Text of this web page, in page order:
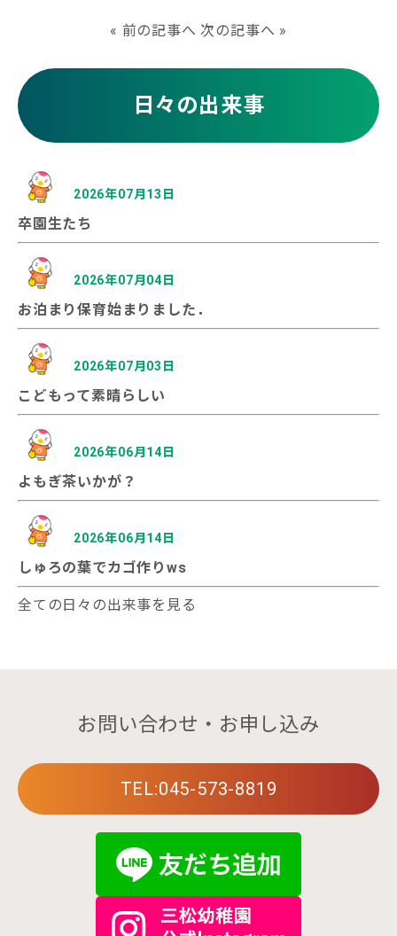
« 前の記事へ 次の記事へ »
日々の出来事
2026年07月13日
卒園生たち
2026年07月04日
お泊まり保育始まりました．
2026年07月03日
こどもって素晴らしい
2026年06月14日
よもぎ茶いかが？
2026年06月14日
しゅろの葉でカゴ作りws
全ての日々の出来事を見る
お問い合わせ・お申し込み
TEL:045-573-8819